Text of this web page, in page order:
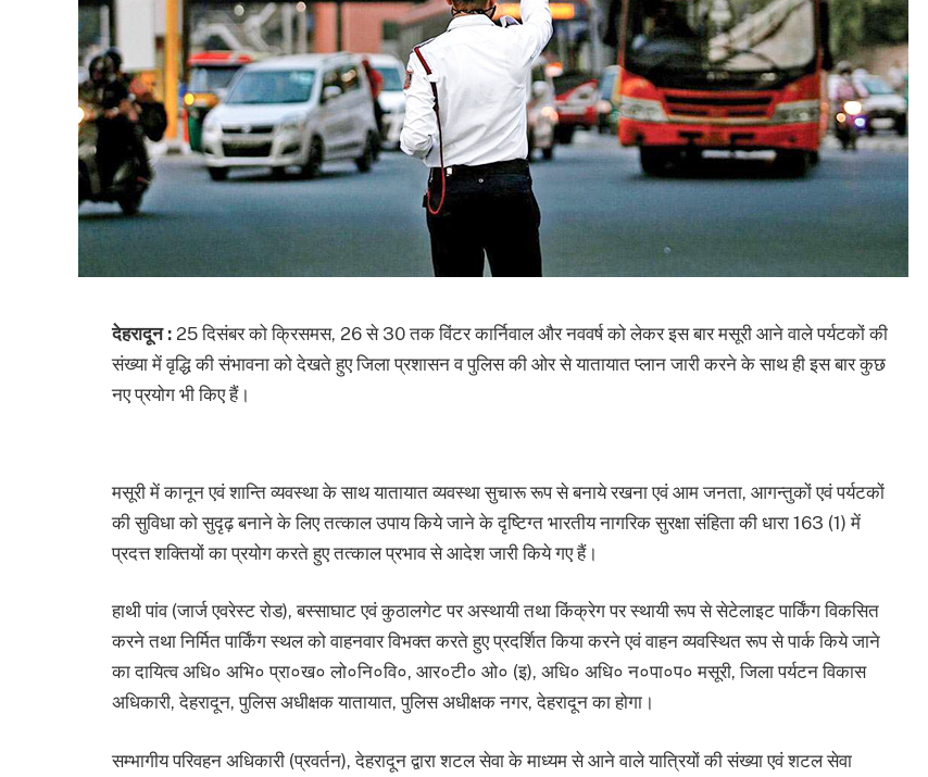
देहरादून : 25 दिसंबर को क्रिसमस, 26 से 30 तक विंटर कार्निवाल और नववर्ष को लेकर इस बार मसूरी आने वाले पर्यटकों की
संख्या में वृद्धि की संभावना को देखते हुए जिला प्रशासन व पुलिस की ओर से यातायात प्लान जारी करने के साथ ही इस बार कुछ
नए प्रयोग भी किए हैं।
मसूरी में कानून एवं शान्ति व्यवस्था के साथ यातायात व्यवस्था सुचारू रूप से बनाये रखना एवं आम जनता, आगन्तुकों एवं पर्यटकों
की सुविधा को सुदृढ़ बनाने के लिए तत्काल उपाय किये जाने के दृष्टिग्त भारतीय नागरिक सुरक्षा संहिता की धारा 163 (1) में
प्रदत्त शक्तियों का प्रयोग करते हुए तत्काल प्रभाव से आदेश जारी किये गए हैं।
हाथी पांव (जार्ज एवरेस्ट रोड), बस्साघाट एवं कुठालगेट पर अस्थायी तथा किंक्रेग पर स्थायी रूप से सेटेलाइट पार्किंग विकसित
करने तथा निर्मित पार्किंग स्थल को वाहनवार विभक्त करते हुए प्रदर्शित किया करने एवं वाहन व्यवस्थित रूप से पार्क किये जाने
का दायित्व अधि० अभि० प्रा०ख० लो०नि०वि०, आर०टी० ओ० (इ), अधि० अधि० न०पा०प० मसूरी, जिला पर्यटन विकास
अधिकारी, देहरादून, पुलिस अधीक्षक यातायात, पुलिस अधीक्षक नगर, देहरादून का होगा।
सम्भागीय परिवहन अधिकारी (प्रवर्तन), देहरादून द्वारा शटल सेवा के माध्यम से आने वाले यात्रियों की संख्या एवं शटल सेवा